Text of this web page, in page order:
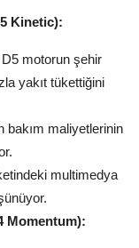
Kinetic):
motorun şehir
yakıt tükettiğini
bakım maliyetlerinin
multimedya
Momentum):